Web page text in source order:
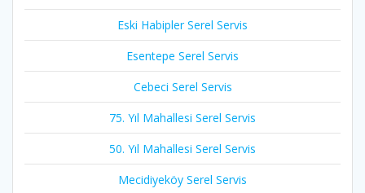
Eski Habipler Serel Servis
Esentepe Serel Servis
Cebeci Serel Servis
75. Yıl Mahallesi Serel Servis
50. Yıl Mahallesi Serel Servis
Mecidiyeköy Serel Servis